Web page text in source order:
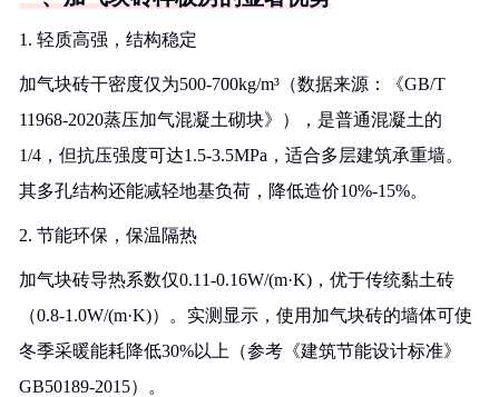
1. 轻质高强，结构稳定
加气块砖干密度仅为500-700kg/m³（数据来源：《GB/T
11968-2020蒸压加气混凝土砌块》），是普通混凝土的
1/4，但抗压强度可达1.5-3.5MPa，适合多层建筑承重墙。
其多孔结构还能减轻地基负荷，降低造价10%-15%。
2. 节能环保，保温隔热
加气块砖导热系数仅0.11-0.16W/(m·K)，优于传统黏土砖
（0.8-1.0W/(m·K)）。实测显示，使用加气块砖的墙体可使
冬季采暖能耗降低30%以上（参考《建筑节能设计标准》
GB50189-2015）。